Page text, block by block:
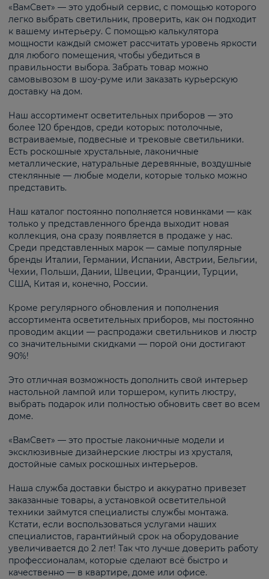
«ВамСвет» — это удобный сервис, с помощью которого
легко выбрать светильник, проверить, как он подходит
к вашему интерьеру. С помощью калькулятора
мощности каждый сможет рассчитать уровень яркости
для любого помещения, чтобы убедиться в
правильности выбора. Забрать товар можно
самовывозом в шоу-руме или заказать курьерскую
доставку на дом.
Наш ассортимент осветительных приборов — это
более 120 брендов, среди которых: потолочные,
встраиваемые, подвесные и трековые светильники.
Есть роскошные хрустальные, лаконичные
металлические, натуральные деревянные, воздушные
стеклянные — любые модели, которые только можно
представить.
Наш каталог постоянно пополняется новинками — как
только у представленного бренда выходит новая
коллекция, она сразу появляется в продаже у нас.
Среди представленных марок — самые популярные
бренды Италии, Германии, Испании, Австрии, Бельгии,
Чехии, Польши, Дании, Швеции, Франции, Турции,
США, Китая и, конечно, России.
Кроме регулярного обновления и пополнения
ассортимента осветительных приборов, мы постоянно
проводим акции — распродажи светильников и люстр
со значительными скидками — порой они достигают
90%!
Это отличная возможность дополнить свой интерьер
настольной лампой или торшером, купить люстру,
выбрать подарок или полностью обновить свет во всем
доме.
«ВамСвет» — это простые лаконичные модели и
эксклюзивные дизайнерские люстры из хрусталя,
достойные самых роскошных интерьеров.
Наша служба доставки быстро и аккуратно привезет
заказанные товары, а установкой осветительной
техники займутся специалисты службы монтажа.
Кстати, если воспользоваться услугами наших
специалистов, гарантийный срок на оборудование
увеличивается до 2 лет! Так что лучше доверить работу
профессионалам, которые сделают всё быстро и
качественно — в квартире, доме или офисе.